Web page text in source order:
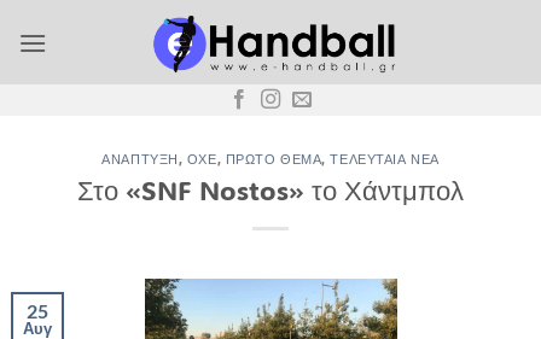
στο
ΑΝΆΠΤΥΞΗ, ΟΧΕ, ΠΡΏΤΟ ΘΈΜΑ,ΤΕΛΕΥΤΑΊΑ ΝΈΑ
Στο «SNF Nostos» το Χάντμπολ
25
Αυγ